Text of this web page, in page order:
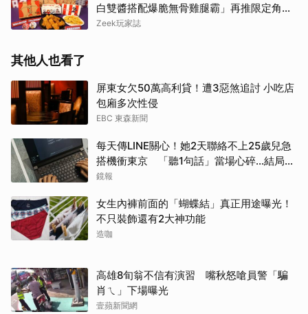
白雙醬搭配爆脆無骨雞腿霸」再推限定角色
卡、周邊必搶收
Zeek玩家誌
其他人也看了
屏東女欠50萬高利貸！遭3惡煞追討 小吃店
包廂多次性侵
EBC 東森新聞
每天傳LINE關心！她2天聯絡不上25歲兒急
搭機衝東京 「聽1句話」當場心碎...結局看
哭網
鏡報
女生內褲前面的「蝴蝶結」真正用途曝光！
不只裝飾還有2大神功能
造咖
高雄8旬翁不信有演習 嘴秋怒嗆員警「騙
肖ㄟ」下場曝光
壹蘋新聞網